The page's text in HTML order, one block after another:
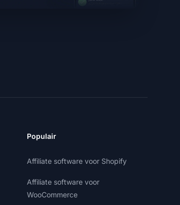
Populair
Affiliate software voor Shopify
Affiliate software voor
WooCommerce